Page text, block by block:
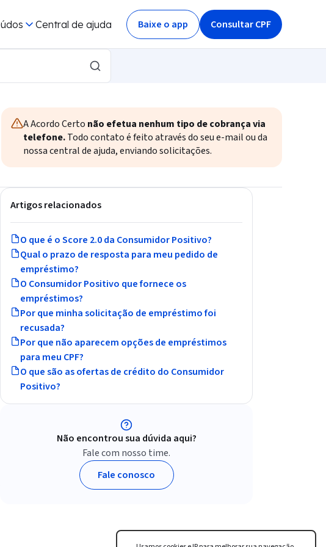
Central de ajuda Baixe o app Consultar CPF
A Acordo Certo não efetua nenhum tipo de cobrança via
telefone.Todo contato é feito através do seu e-mail ou da
nossa central de ajuda, enviando solicitações.
Artigos relacionados
O que é o Score 2.0 da Consumidor Positivo?
Qual o prazo de resposta para meu pedido de
empréstimo?
O Consumidor Positivo que fornece os
empréstimos?
Por que minha solicitação de empréstimo foi
recusada?
Por que não aparecem opções de empréstimos
para meu CPF?
O que são as ofertas de crédito do Consumidor
Positivo?
Não encontrou sua dúvida aqui?
Fale com nosso time.
Fale conosco